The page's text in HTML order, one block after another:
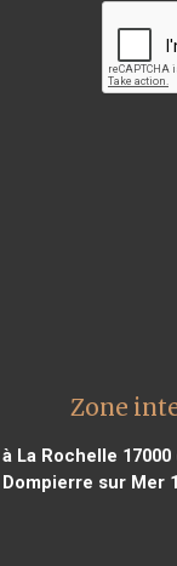
Zone
La Rochelle 17000
sur Mer